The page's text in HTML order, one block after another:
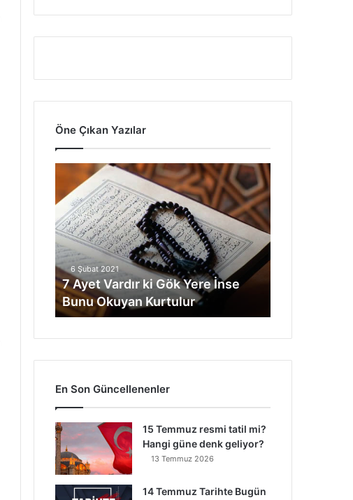
Öne Çıkan Yazılar
y
t
V
d
ı
r
G
k
Y
e
r
e
İ
s
6 Şubat 2021
7 Ayet Vardır ki Gök Yere İnse
Bunu Okuyan Kurtulur
En Son Güncellenenler
15 Temmuz resmi tatil mi?
Hangi güne denk geliyor?
13 Temmuz 2026
14 Temmuz Tarihte Bugün